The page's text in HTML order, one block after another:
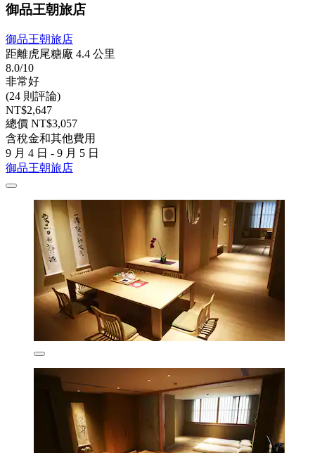
御品王朝旅店
御品王朝旅店
距離虎尾糖廠 4.4 公里
8.0/10
非常好
(24 則評論)
NT$2,647
總價 NT$3,057
含稅金和其他費用
9 月 4 日 - 9 月 5 日
御品王朝旅店